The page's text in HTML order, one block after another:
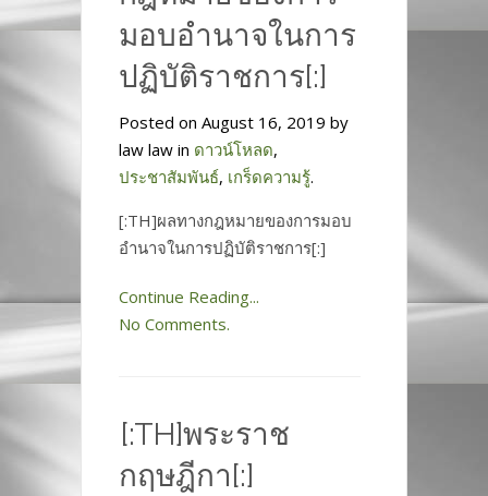
มอบอำนาจในการ
ปฏิบัติราชการ[:]
Posted on August 16, 2019 by
law law in ดาวน์โหลด,
ประชาสัมพันธ์, เกร็ดความรู้.
[:TH]ผลทางกฎหมายของการมอบ
อำนาจในการปฏิบัติราชการ[:]
Continue Reading...
No Comments.
[:TH]พระราช
กฤษฎีกา[:]